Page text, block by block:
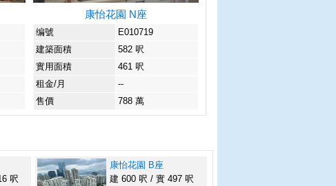
康怡花園 N座
编號
E010719
建築面積
582 呎
實用面積
461 呎
租金/月
--
售價
788 萬
呎
康怡花園 B座
建 600 呎 / 實 497 呎